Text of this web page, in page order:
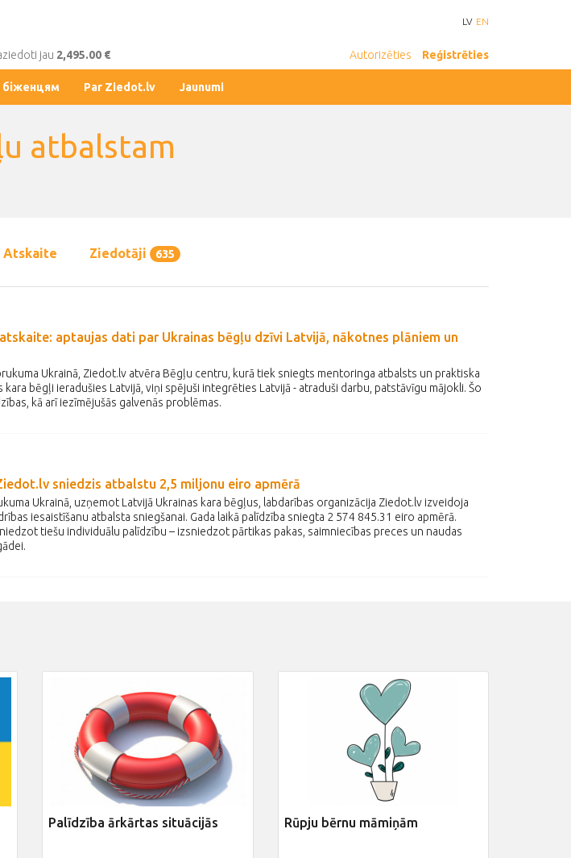
LV EN
jau 2,495.00 € Autorizēties Reģistrēties
біженцям Par Ziedot.lv Jaunumi
atbalstam
Atskaite Ziedotāji 635
aptaujas dati par Ukrainas bēgļu dzīvi Latvijā, nākotnes plāniem un
Ukrainā, Ziedot.lv atvēra Bēgļu centru, kurā tiek sniegts mentoringa atbalsts un praktiska
kara bēgļi ieradušies Latvijā, viņi spējuši integrēties Latvijā - atraduši darbu, patstāvīgu mājokli. Šo
kā arī iezīmējušās galvenās problēmas.
sniedzis atbalstu 2,5 miljonu eiro apmērā
Ukrainā, uzņemot Latvijā Ukrainas kara bēgļus, labdarības organizācija Ziedot.lv izveidoja
iesaistīšanu atbalsta sniegšanai. Gada laikā palīdzība sniegta 2 574 845.31 eiro apmērā.
tiešu individuālu palīdzību – izsniedzot pārtikas pakas, saimniecības preces un naudas
Palīdzība ārkārtas situācijās Rūpju bērnu māmiņām